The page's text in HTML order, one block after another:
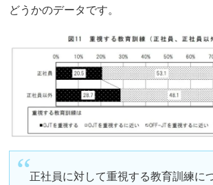
どうかのデータです。
正社員に対して重視する教育訓練に